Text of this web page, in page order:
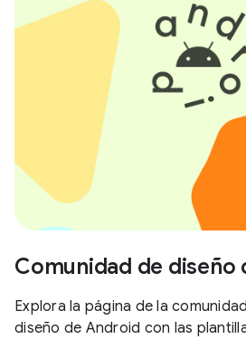
Comunidad de diseño
Explora la página de la
diseño de Android con las